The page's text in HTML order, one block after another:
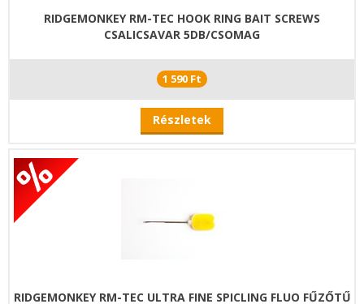
RIDGEMONKEY RM-TEC HOOK RING BAIT SCREWS
CSALICSAVAR 5DB/CSOMAG
1 590 Ft
Részletek
RIDGEMONKEY RM-TEC ULTRA FINE SPICLING FLUO FŰZŐTŰ